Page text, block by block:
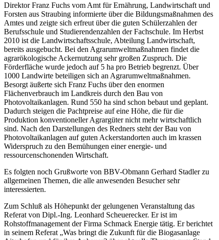
Direktor Franz Fuchs vom Amt für Ernährung, Landwirtschaft und
Forsten aus Straubing informierte über die Bildungsmaßnahmen des
Amtes und zeigte sich erfreut über die guten Schülerzahlen der
Berufsschule und Studierendenzahlen der Fachschule. Im Herbst
2010 ist die Landwirtschaftsschule, Abteilung Landwirtschaft,
bereits ausgebucht. Bei den Agrarumweltmaßnahmen findet die
agrarökologische Ackernutzung sehr großen Zuspruch. Die
Förderfläche wurde jedoch auf 5 ha pro Betrieb begrenzt. Über
1000 Landwirte beteiligen sich an Agrarumweltmaßnahmen.
Besorgt äußerte sich Franz Fuchs über den enormen
Flächenverbrauch im Landkreis durch den Bau von
Photovoltaikanlagen. Rund 550 ha sind schon bebaut und geplant.
Dadurch steigen die Pachtpreise auf eine Höhe, die für die
Produktion konventioneller Agrargüter nicht mehr wirtschaftlich
sind. Nach den Darstellungen des Redners steht der Bau von
Photovoltaikanlagen auf guten Ackerstandorten auch im krassen
Widerspruch zu den Bemühungen einer energie- und
ressourcenschonenden Wirtschaft.
Es folgten noch Grußworte von BBV-Obmann Gerhard Stadler zu
allgemeinen Themen, die alle anwesenden Besucher sehr
interessierten.
Zum Schluß als Höhepunkt der gelungenen Veranstaltung das
Referat von Dipl.-Ing. Leonhard Scheuerecker. Er ist im
Rohstoffmanagement der Firma Schmack Energie tätig. Er berichtet
in seinem Referat „Was bringt die Zukunft für die Biogasanlage